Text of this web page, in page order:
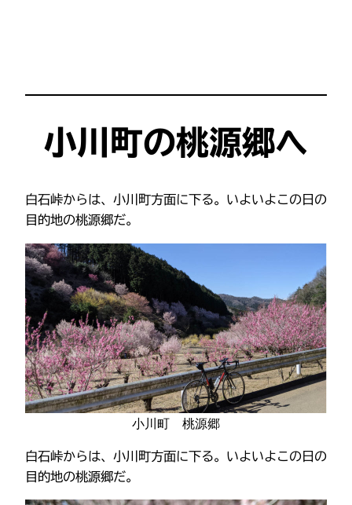
小川町の桃源郷へ
白石峠からは、小川町方面に下る。いよいよこの日の
目的地の桃源郷だ。
小川町 桃源郷
白石峠からは、小川町方面に下る。いよいよこの日の
目的地の桃源郷だ。